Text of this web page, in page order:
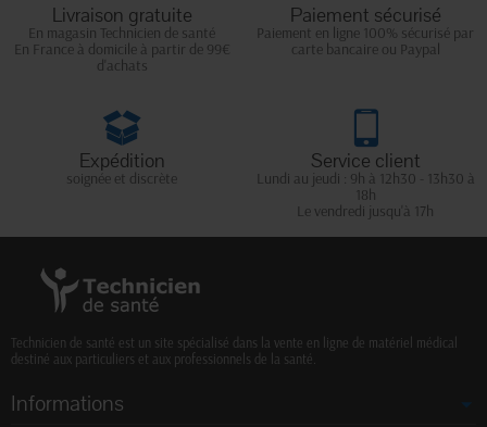
Livraison gratuite
En magasin Technicien de santé
En France à domicile à partir de 99€
d'achats
Paiement sécurisé
Paiement en ligne 100% sécurisé par
carte bancaire ou Paypal
Expédition
soignée et discrète
Service client
Lundi au jeudi : 9h à 12h30 - 13h30 à
18h
Le vendredi jusqu'à 17h
Technicien de santé est un site spécialisé dans la vente en ligne de matériel médical
destiné aux particuliers et aux professionnels de la santé.
Informations